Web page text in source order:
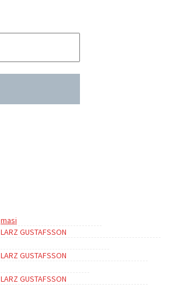
masi
LARZ GUSTAFSSON
LARZ GUSTAFSSON
LARZ GUSTAFSSON